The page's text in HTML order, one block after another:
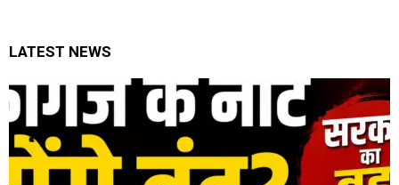
LATEST NEWS